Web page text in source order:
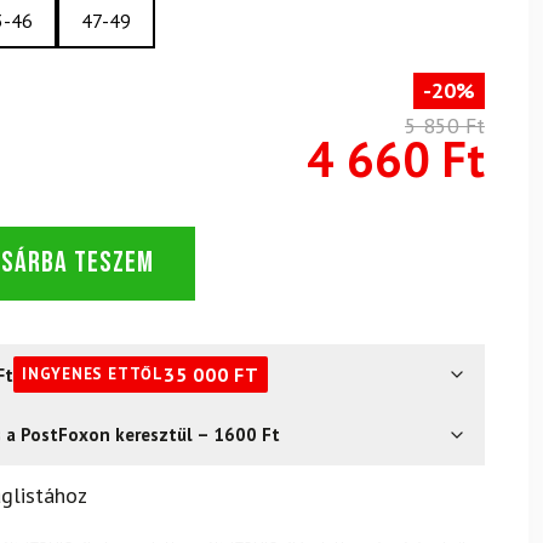
46 47-49
-20%
5 850 Ft
4 660 Ft
TESZEM
INGYENES ETTŐL35 000 FT
a PostFoxon keresztül – 1600 Ft
gond – a terméket egyszerűen visszaküldheti 14